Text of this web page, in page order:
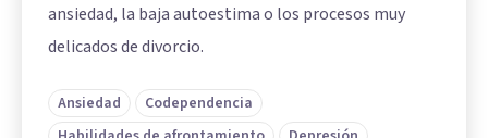
ansiedad, la baja autoestima o los procesos muy
delicados de divorcio.
Ansiedad
Codependencia